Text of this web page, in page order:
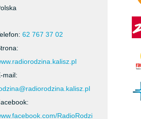
62 767 37 02
mail:
RadioRodzi